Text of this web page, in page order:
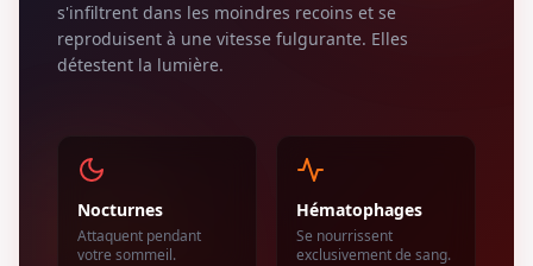
s'infiltrent dans les moindres recoins et se
reproduisent à une vitesse fulgurante. Elles
détestent la lumière.
Nocturnes
Attaquent pendant
votre sommeil.
Hématophages
Se nourrissent
exclusivement de sang.